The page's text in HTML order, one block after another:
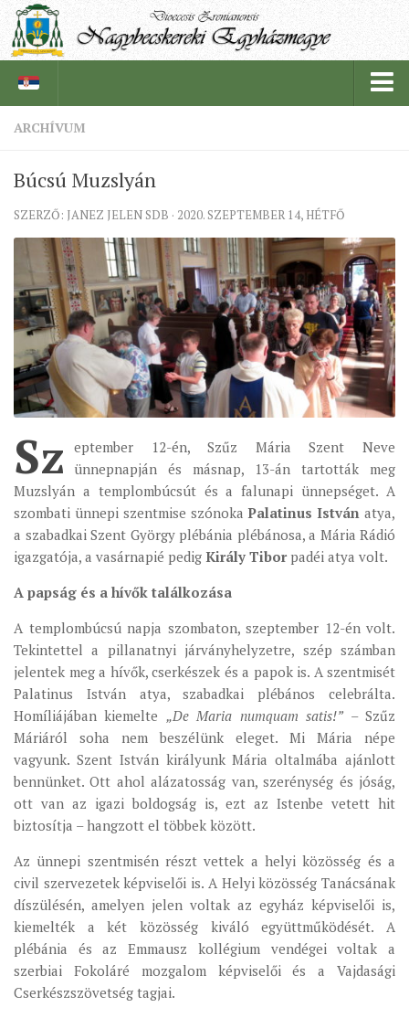
PÜSPÖK
TÖRTÉNELEM
EGYHÁZI INTÉZMÉNYEINK
EGYHÁZMEGYEI LEVÉLTÁR
LELKIPÁSZTOROK
SZERZETESRENDEK
IN MEMORIAM
PLÉBÁNIÁK
ÉSZAKI ESPERESSÉG
KÖZPONTI ESPERESSÉG
DÉLI ESPERESSÉG
ARCHÍVUM
ARCHÍV ÉLETKÉPEK
SZINÓDUS
ORGANIGRAMMA
PÜSPÖKI DEKRÉTUM
ZSINATI IMA
ZSINAT MOTTÓJA, LOGÓJA
ZSINATI IRODA
KOORDINÁLÓ BIZOTTSÁG
ZSINATI TAGOK
MUNKADOKUMENTUMOK
ZSINATI HÍREK-ÚJSÁG
PASZTORÁLSZOCIOLÓGIAI FELMÉRÉS
KISKORÚAK VÉDELME
„GYERMEKVÉDELMI” KIHÍVÁSOK KÁNONJOGI
ARCHÍVUM
Búcsú Muzslyán
SZERZŐ: JANEZ JELEN SDB · 2020. SZEPTEMBER 14, HÉTFŐ
Sz eptember 12-én, Szűz Mária Szent Neve
ünnepnapján és másnap, 13-án tartották meg
Muzslyán a templombúcsút és a falunapi ünnepséget. A
szombati ünnepi szentmise szónokaPalatinus István atya,
a szabadkai Szent György plébánia plébánosa, a Mária Rádió
igazgatója, a vasárnapié pedig Király Tiborpadéi atya volt.
A papság és a hívők találkozása
A templombúcsú napja szombaton, szeptember 12-én volt.
Tekintettel a pillanatnyi járványhelyzetre, szép számban
jelentek meg a hívők, cserkészek és a papok is. A szentmisét
Palatinus István atya, szabadkai plébános celebrálta.
Homíliájában kiemelte „De Maria numquam satis!” – Szűz
Máriáról soha nem beszélünk eleget. Mi Mária népe
vagyunk. Szent István királyunk Mária oltalmába ajánlott
bennünket. Ott ahol alázatosság van, szerénység és jóság,
ott van az igazi boldogság is, ezt az Istenbe vetett hit
biztosítja – hangzott el többek között.
Az ünnepi szentmisén részt vettek a helyi közösség és a
civil szervezetek képviselői is. A Helyi közösség Tanácsának
díszülésén, amelyen jelen voltak az egyház képviselői is,
kiemelték a két közösség kiváló együttműködését. A
plébánia és az Emmausz kollégium vendégei voltak a
szerbiai Fokoláré mozgalom képviselői és a Vajdasági
Cserkészszövetség tagjai.